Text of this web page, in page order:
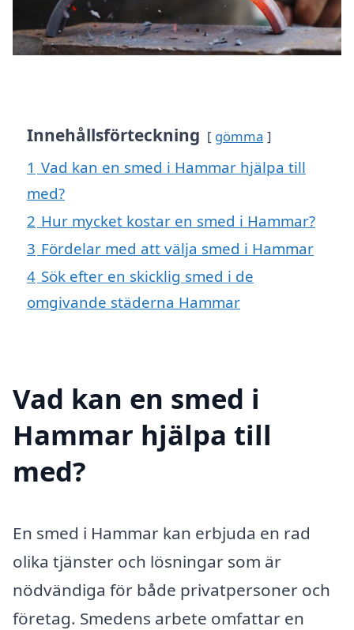
Innehållsförteckning gömma
1 Vad kan en smed i Hammar hjälpa till
med?
2 Hur mycket kostar en smed i Hammar?
3 Fördelar med att välja smed i Hammar
4 Sök efter en skicklig smed i de
omgivande städerna Hammar
Vad kan en smed i
Hammar hjälpa till
med?
En smed i Hammar kan erbjuda en rad
olika tjänster och lösningar som är
nödvändiga för både privatpersoner och
företag. Smedens arbete omfattar en